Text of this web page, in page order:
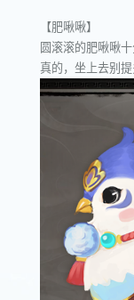
【肥啾啾】
圆滚滚的肥啾啾
真的，坐上去别提